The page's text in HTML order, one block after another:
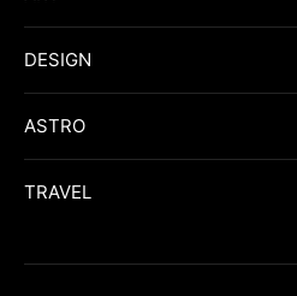
DESIGN
ASTRO
TRAVEL